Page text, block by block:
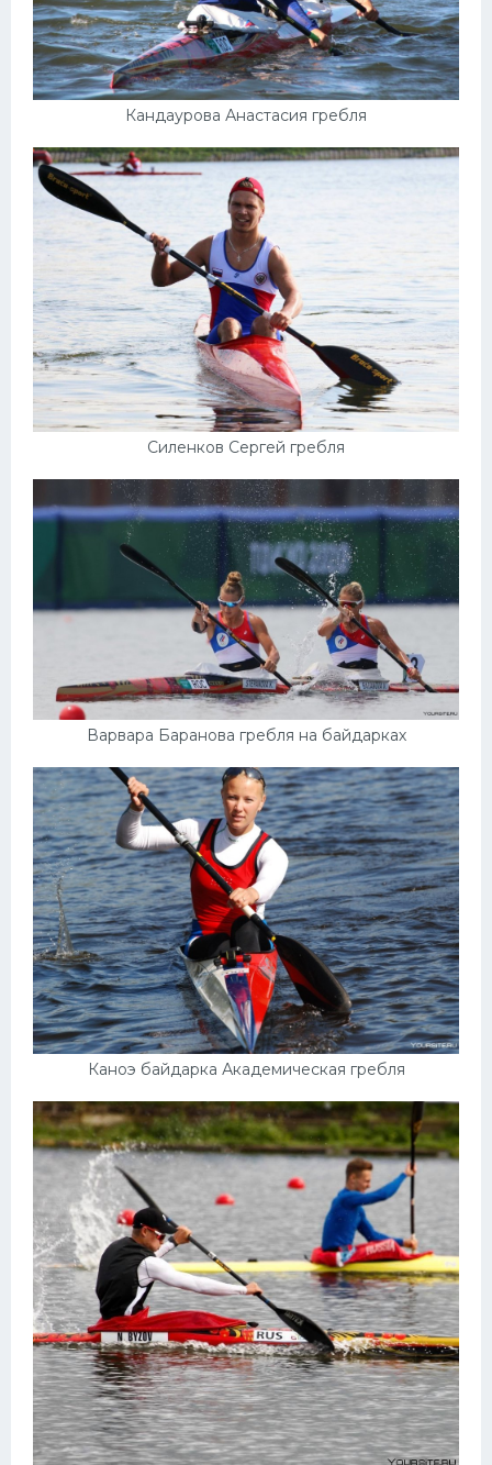
Кандаурова Анастасия гребля
Силенков Сергей гребля
Варвара Баранова гребля на байдарках
Каноэ байдарка Академическая гребля